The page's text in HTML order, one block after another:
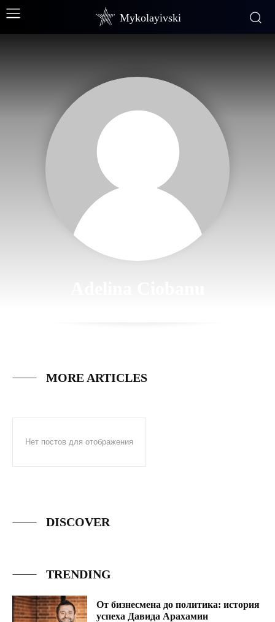
Mykolayivski
MORE ARTICLES
Нет постов для отображения
DISCOVER
TRENDING
От бизнесмена до политика: история
успеха Давида Арахамии